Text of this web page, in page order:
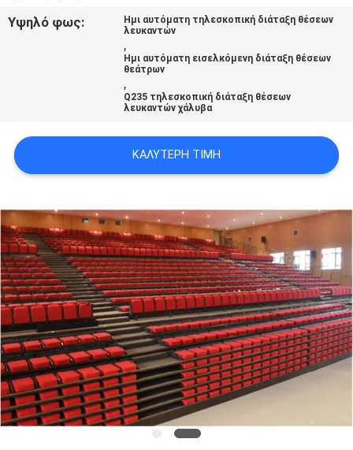
ΈΝΑ
ΑΠΌΣΠΑΣΜΑ
SITEMAP
PRIVACY
POLICY
Υψηλό φως:
Ημι αυτόματη τηλεσκοπική διάταξη θέσεων
λευκαντών
,
Ημι αυτόματη εισελκόμενη διάταξη θέσεων
θεάτρων
,
Q235 τηλεσκοπική διάταξη θέσεων
λευκαντών χάλυβα
ΚΑΛΎΤΕΡΗ ΤΙΜΉ